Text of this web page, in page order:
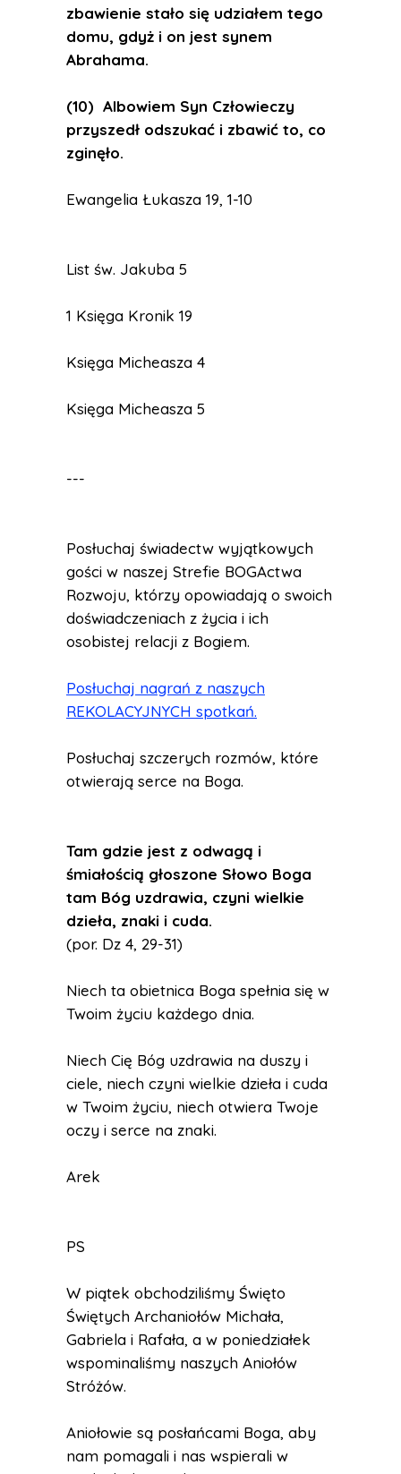
zbawienie stało się udziałem tego
domu, gdyż i on jest synem
Abrahama.
(10) Albowiem Syn Człowieczy
przyszedł odszukać i zbawić to, co
zginęło.
Ewangelia Łukasza 19, 1-10
List św. Jakuba 5
1 Księga Kronik 19
Księga Micheasza 4
Księga Micheasza 5
---
Posłuchaj świadectw wyjątkowych
gości w naszej Strefie BOGActwa
Rozwoju, którzy opowiadają o swoich
doświadczeniach z życia i ich
osobistej relacji z Bogiem.
Posłuchaj nagrań z naszych
REKOLACYJNYCH spotkań.
Posłuchaj szczerych rozmów, które
otwierają serce na Boga.
Tam gdzie jest z odwagą i
śmiałością głoszone Słowo Boga
tam Bóg uzdrawia, czyni wielkie
dzieła, znaki i cuda.
(por. Dz 4, 29-31)
Niech ta obietnica Boga spełnia się w
Twoim życiu każdego dnia.
Niech Cię Bóg uzdrawia na duszy i
ciele, niech czyni wielkie dzieła i cuda
w Twoim życiu, niech otwiera Twoje
oczy i serce na znaki.
Arek
PS
W piątek obchodziliśmy Święto
Świętych Archaniołów Michała,
Gabriela i Rafała, a w poniedziałek
wspominaliśmy naszych Aniołów
Stróżów.
Aniołowie są posłańcami Boga, aby
nam pomagali i nas wspierali w